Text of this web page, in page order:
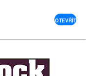
OTEVŘÍT